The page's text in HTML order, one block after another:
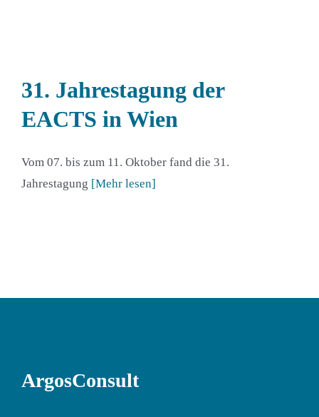
31. Jahrestagung der
EACTS in Wien
Vom 07. bis zum 11. Oktober fand die 31.
Jahrestagung [Mehr lesen]
ArgosConsult